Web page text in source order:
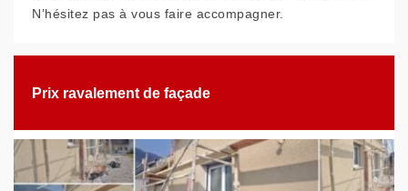
N’hésitez pas à vous faire accompagner.
Prix ravalement de façade